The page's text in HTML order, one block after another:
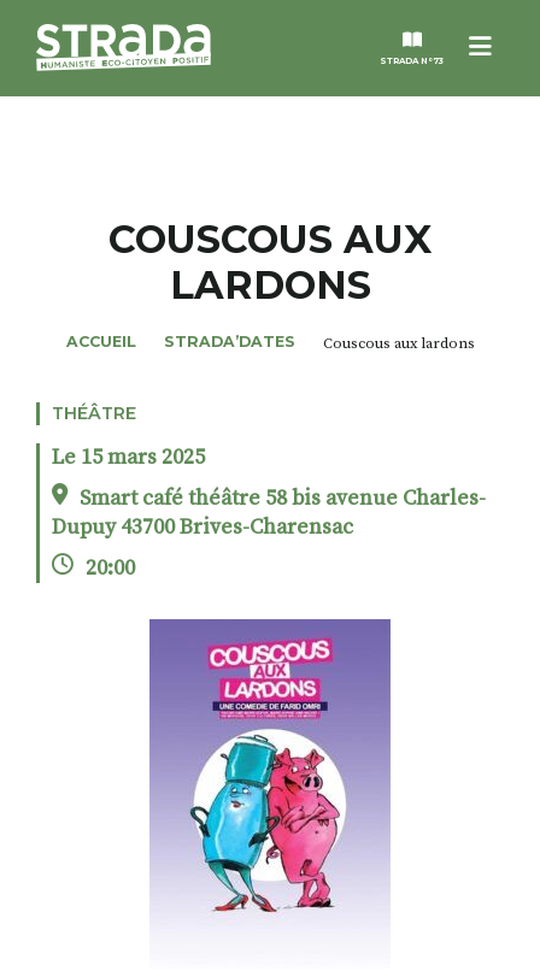
Menu
STRADA N°73
MAGAZINES
NOS THÈMES
ROSÉE DE MAI
S'INSCRIRE À LA NEWSLETTER
FACEBOOKINSTAGRAM
LINKEDIN
COUSCOUS AUX
LARDONS
ACCUEIL STRADA’DATES Couscous aux lardons
THÉÂTRE
Le 15 mars 2025
Smart café théâtre 58 bis avenue Charles-
Dupuy 43700 Brives-Charensac
20:00